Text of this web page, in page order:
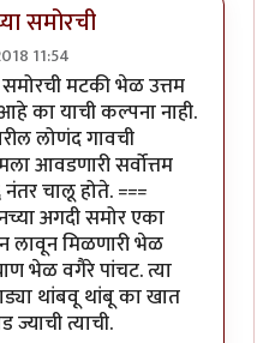
समोरची
11:54
कोल्हापूरचं सगळंचby
मटकी भेळ उत्तम
का याची कल्पना नाही.
लोणंद गावची
आवडणारी सर्वोत्तम
चालू होते. ===
अगदी समोर एका
लावून मिळणारी भेळ
भेळ वगैरे पांचट. त्या
थांबवू थांबू का खात
त्याची.